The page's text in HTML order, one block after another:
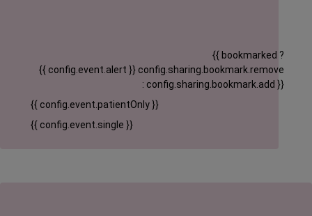
{{ config.event.alert }}
{{ bookmarked ?
config.sharing.bookmark.remove
: config.sharing.bookmark.add }}
{{ config.event.patientOnly }}
{{ config.event.single }}